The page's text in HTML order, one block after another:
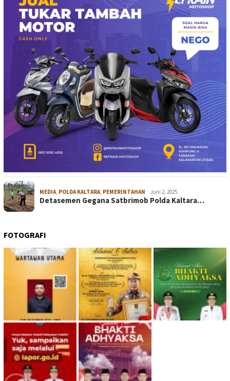
MEDIA POLDA KALTARA PEMERINTAHAN Juni 2, 2025
Detasemen Gegana Satbrimob Polda Kaltara…
FOTOGRAFI